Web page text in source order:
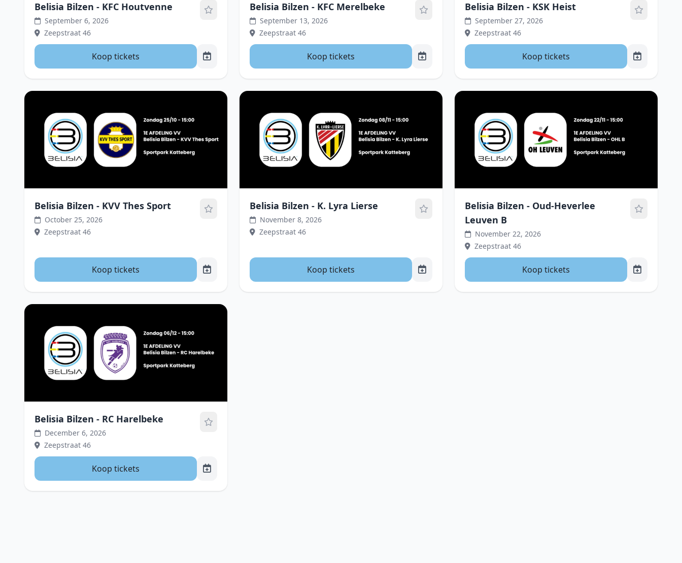
Belisia Bilzen - KFC Houtvenne
September 6, 2026
Zeepstraat 46
Koop tickets
Belisia Bilzen - KFC Merelbeke
September 13, 2026
Zeepstraat 46
Koop tickets
Belisia Bilzen - KSK Heist
September 27, 2026
Zeepstraat 46
Koop tickets
Belisia Bilzen - KVV Thes Sport
October 25, 2026
Zeepstraat 46
Koop tickets
Belisia Bilzen - K. Lyra Lierse
November 8, 2026
Zeepstraat 46
Koop tickets
Belisia Bilzen - Oud-Heverlee
Leuven B
November 22, 2026
Zeepstraat 46
Koop tickets
Belisia Bilzen - RC Harelbeke
December 6, 2026
Zeepstraat 46
Koop tickets